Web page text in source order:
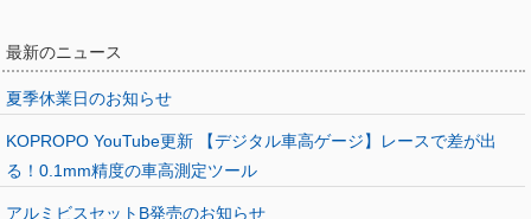
最新のニュース
夏季休業日のお知らせ
KOPROPO YouTube更新 【デジタル車高ゲージ】レースで差が出
る！0.1mm精度の車高測定ツール
アルミビスセットB発売のお知らせ